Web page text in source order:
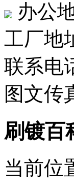
办公
工厂地
联系电
图文传
刷镀百
当前位